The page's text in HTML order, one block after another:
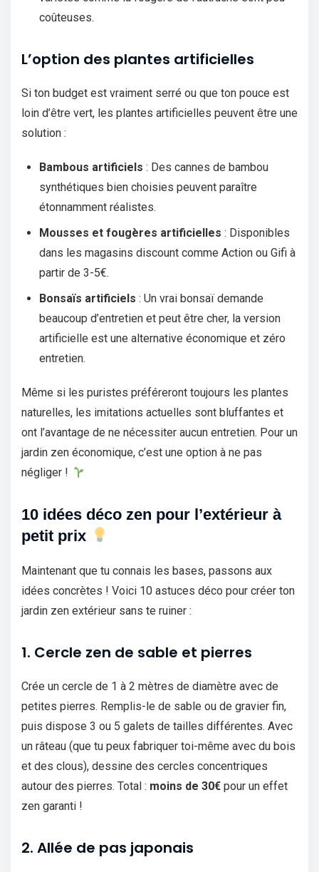
coûteuses.
L’option des plantes artificielles
Si ton budget est vraiment serré ou que ton pouce est
loin d’être vert, les plantes artificielles peuvent être une
solution :
Bambous artificiels : Des cannes de bambou
synthétiques bien choisies peuvent paraître
étonnamment réalistes.
Mousses et fougères artificielles : Disponibles
dans les magasins discount comme Action ou Gifi à
partir de 3-5€.
Bonsaïs artificiels : Un vrai bonsaï demande
beaucoup d’entretien et peut être cher, la version
artificielle est une alternative économique et zéro
entretien.
Même si les puristes préféreront toujours les plantes
naturelles, les imitations actuelles sont bluffantes et
ont l’avantage de ne nécessiter aucun entretien. Pour un
jardin zen économique, c’est une option à ne pas
négliger !
10 idées déco zen pour l’extérieur à
petit prix
Maintenant que tu connais les bases, passons aux
idées concrètes ! Voici 10 astuces déco pour créer ton
jardin zen extérieur sans te ruiner :
1. Cercle zen de sable et pierres
Crée un cercle de 1 à 2 mètres de diamètre avec de
petites pierres. Remplis-le de sable ou de gravier fin,
puis dispose 3 ou 5 galets de tailles différentes. Avec
un râteau (que tu peux fabriquer toi-même avec du bois
et des clous), dessine des cercles concentriques
autour des pierres. Total : moins de 30€ pour un effet
zen garanti !
2. Allée de pas japonais